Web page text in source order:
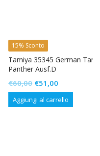
15% Sconto
Tamiya 35345 German Tank
Panther Ausf.D
60,00Il
prezzo
originale
€51,00Il
prezzo
attuale
Aggiungi al carrello